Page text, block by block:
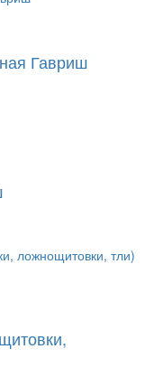
Гавриш